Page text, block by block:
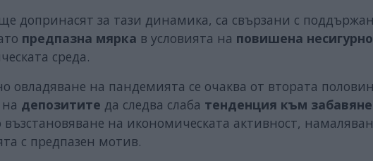
допринасят за тази динамика, са свързани с
предпазна мярка в условията на повишена
среда.
овладяване на пандемията се очаква от втората
депозитите да следва слаба тенденция към забавяне
на икономическата активност,
с предпазен мотив.